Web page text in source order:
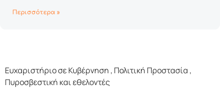
Περισσότερα »
Ευχαριστήριο σε Κυβέρνηση , Πολιτική Προστασία ,
Πυροσβεστική και εθελοντές